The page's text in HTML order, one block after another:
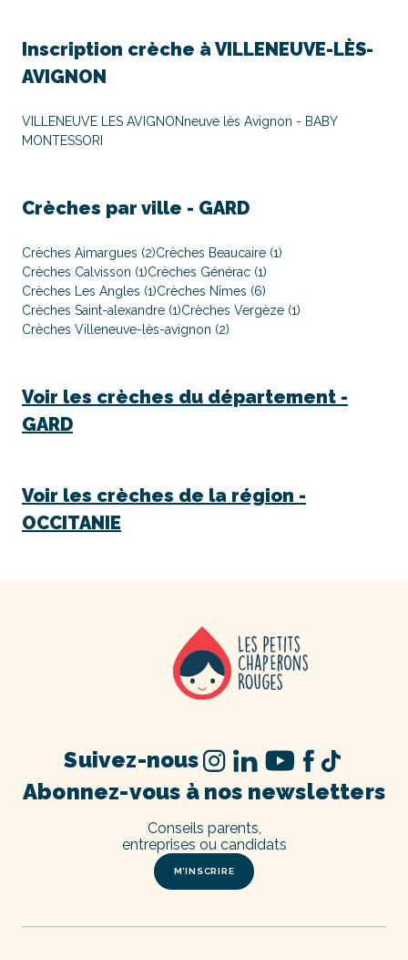
Inscription crèche à VILLENEUVE-LÈS-
AVIGNON
VILLENEUVE LES AVIGNONneuve lès Avignon - BABY
MONTESSORI
Crèches par ville - GARD
Crèches Aimargues (2)Crèches Beaucaire (1)
Crèches Calvisson (1)Crèches Générac (1)
Crèches Les Angles (1)Crèches Nîmes (6)
Crèches Saint-alexandre (1)Crèches Vergèze (1)
Crèches Villeneuve-lès-avignon (2)
Voir les crèches du département -
GARD
Voir les crèches de la région -
OCCITANIE
Abonnez-vous à nos newsletters
M’INSCRIRE
Conseils parents,
entreprises ou candidats
Suivez-nous